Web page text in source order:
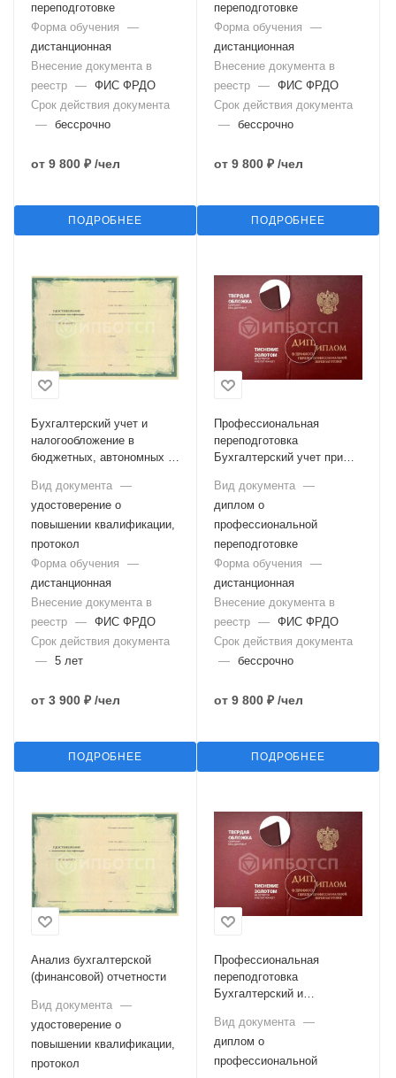
переподготовке
Форма обучения
—
дистанционная
Внесение документа в
реестр — ФИС ФРДО
Срок действия документа
— бессрочно
от 9 800 ₽ /чел
ПОДРОБНЕЕ
переподготовке
Форма обучения
—
дистанционная
Внесение документа в
реестр — ФИС ФРДО
Срок действия документа
— бессрочно
от 9 800 ₽ /чел
ПОДРОБНЕЕ
Бухгалтерский учет и
налогообложение в
бюджетных, автономных и
Вид документа —
удостоверение о
повышении квалификации,
протокол
Форма обучения
—
дистанционная
Внесение документа в
реестр — ФИС ФРДО
Срок действия документа
— 5 лет
от 3 900 ₽ /чел
ПОДРОБНЕЕ
Профессиональная
переподготовка
Бухгалтерский учет при
Вид документа —
диплом о
профессиональной
переподготовке
Форма обучения
—
дистанционная
Внесение документа в
реестр — ФИС ФРДО
Срок действия документа
— бессрочно
от 9 800 ₽ /чел
ПОДРОБНЕЕ
Анализ бухгалтерской
(финансовой) отчетности
Вид документа —
удостоверение о
повышении квалификации,
протокол
Профессиональная
переподготовка
Бухгалтерский и
Вид документа —
диплом о
профессиональной